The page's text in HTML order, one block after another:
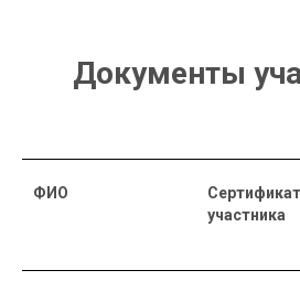
Документы
ФИО
Сертификат
участника